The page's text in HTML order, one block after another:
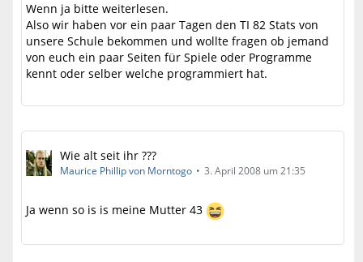
Wenn ja bitte weiterlesen.
Also wir haben vor ein paar Tagen den TI 82 Stats von
unsere Schule bekommen und wollte fragen ob jemand
von euch ein paar Seiten für Spiele oder Programme
kennt oder selber welche programmiert hat.
Wie alt seit ihr ???
Maurice Phillip von Morntogo 3. April 2008 um 21:35
Ja wenn so is is meine Mutter 43